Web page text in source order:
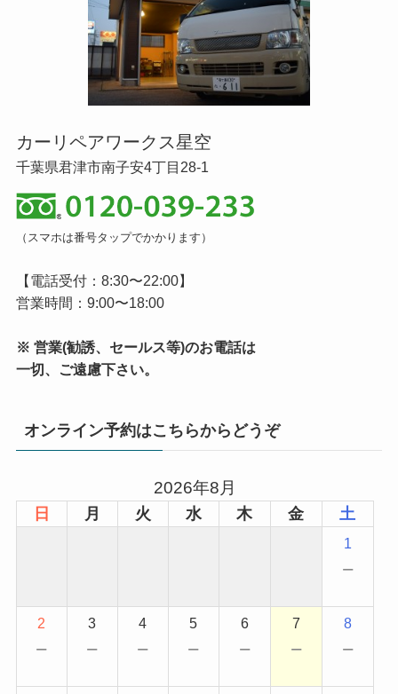
カーリペアワークス星空
千葉県君津市南子安4丁目28-1
（スマホは番号タップでかかります）
【電話受付：8:30〜22:00】
営業時間：9:00〜18:00
※ 営業(勧誘、セールス等)のお電話は
一切、ご遠慮下さい。
オンライン予約はこちらからどうぞ
2026年8月
日 月 火 水 木 金 土
1
−
2
−
3
−
4
−
5
−
6
−
7
−
8
−